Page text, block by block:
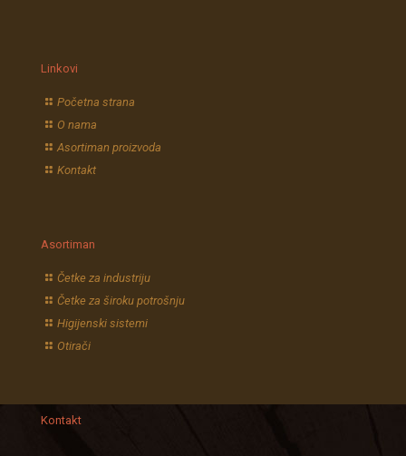
Linkovi
Početna strana
O nama
Asortiman proizvoda
Kontakt
Asortiman
Četke za industriju
Četke za široku potrošnju
Higijenski sistemi
Otirači
Kontakt